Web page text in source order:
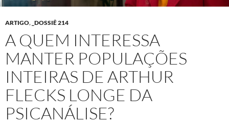
ARTIGO, _DOSSIÊ 214
A QUEM INTERESSA
MANTER POPULAÇÕES
INTEIRAS DE ARTHUR
FLECKS LONGE DA
PSICANÁLISE?